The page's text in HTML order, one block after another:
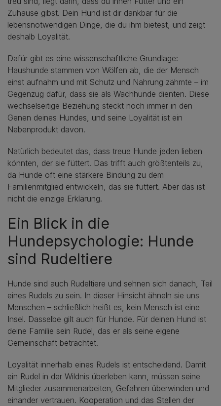
Zuhause gibst. Dein Hund ist dir dankbar für die
lebensnotwendigen Dinge, die du ihm bietest, und zeigt
deshalb Loyalität.
Dafür gibt es eine wissenschaftliche Grundlage:
Haushunde stammen von Wölfen ab, die der Mensch
einst aufnahm und mit Schutz und Nahrung zähmte – im
Gegenzug dafür, dass sie als Wachhunde dienten. Diese
wechselseitige Beziehung steckt noch immer in den
Genen deines Hundes, und seine Loyalität ist ein
Nebenprodukt davon.
Natürlich bedeutet das, dass treue Hunde jeden lieben
könnten, der sie füttert. Das trifft auch größtenteils zu,
da Hunde oft eine stärkere Bindung zu dem
Familienmitglied entwickeln, das sie füttert. Aber das ist
nicht die einzige Erklärung.
Ein Blick in die
Hundepsychologie: Hunde
sind Rudeltiere
Hunde sind auch Rudeltiere und sehnen sich danach, Teil
eines Rudels zu sein. In dieser Hinsicht ähneln sie uns
Menschen – schließlich heißt es, kein Mensch ist eine
Insel. Dasselbe gilt auch für Hunde. Für deinen Hund ist
deine Familie sein Rudel, das er als seine eigene
Gemeinschaft betrachtet.
Loyalität innerhalb eines Rudels ist entscheidend. Damit
ein Rudel in der Wildnis überleben kann, müssen seine
Mitglieder zusammenarbeiten, Gefahren überwinden und
einander vertrauen. Kooperation und das Stellen der